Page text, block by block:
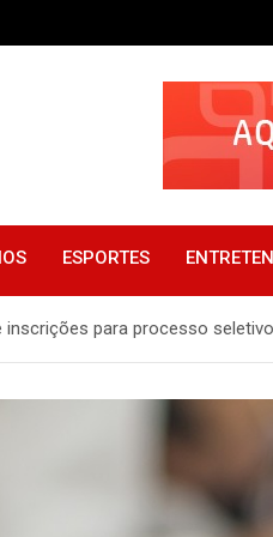
ESPORTES
inscrições para processo